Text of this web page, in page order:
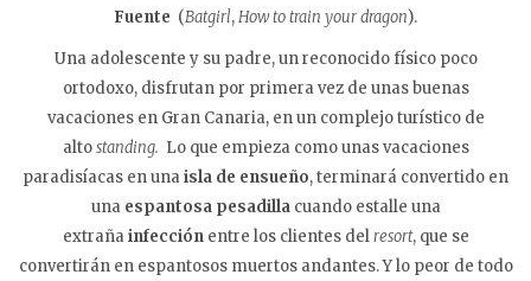
Fuente (Batgirl,How to train your dragon).
Una adolescente y su padre, un reconocido físico poco
ortodoxo, disfrutan por primera vez de unas buenas
vacaciones en Gran Canaria, en un complejo turístico de
altostanding. Lo que empieza como unas vacaciones
paradisíacas en unaisla de ensueño, terminará convertido en
una espantosa pesadillacuando estalle una
extrañainfecciónentre los clientes delresort, que se
convertirán en espantosos muertos andantes. Y lo peor de todo